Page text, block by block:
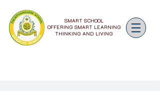
SMART SCHOOL
OFFERING SMART LEARNING
THINKING AND LIVING